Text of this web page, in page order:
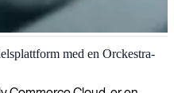
som kan styrke din e-
å skape sømløse
med en Orckestra-